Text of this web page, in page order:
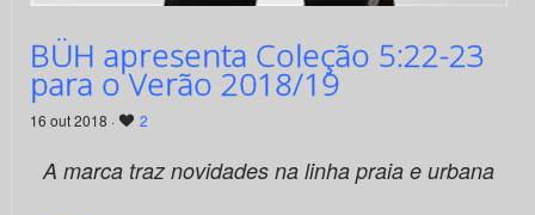
BÜH apresenta Coleção 5:22-23
para o Verão 2018/19
16 out 2018 · 2
A marca traz novidades na linha praia e urbana